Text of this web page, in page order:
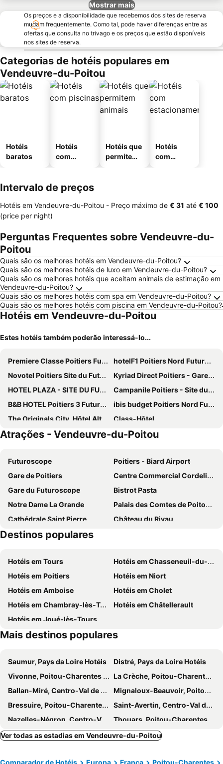
Mostrar mais
Os preços e a disponibilidade que recebemos dos sites de reserva
mudam frequentemente. Como tal, pode haver diferenças entre as
ofertas que consulta no trivago e os preços que estão disponíveis
nos sites de reserva.
Categorias de hotéis populares em
Vendeuvre-du-Poitou
Hotéis
baratos
Hotéis
com
Hotéis que
permitem
Hotéis
com
Intervalo de preços
Hotéis em Vendeuvre-du-Poitou - Preço máximo de ‎€ 31 até ‎€ 100
(price per night)
Perguntas Frequentes sobre Vendeuvre-du-
Poitou
Quais são os melhores hotéis em Vendeuvre-du-Poitou?
Quais são os melhores hotéis de luxo em Vendeuvre-du-Poitou?
Quais são os melhores hotéis que aceitam animais de estimação em
Vendeuvre-du-Poitou?
Quais são os melhores hotéis com spa em Vendeuvre-du-Poitou?
Quais são os melhores hotéis com piscina em Vendeuvre-du-Poitou?
Hotéis em Vendeuvre-du-Poitou
Estes hotéis também poderão interessá-lo...
Premiere Classe Poitiers Futuroscope - Chasseneuil
hotelF1 Poitiers Nord Futuroscope
Novotel Poitiers Site du Futuroscope
Kyriad Direct Poitiers - Gare du Futuroscope
HOTEL PLAZA - SITE DU FUTUROSCOPE
Campanile Poitiers - Site du Futuroscope
B&B HOTEL Poitiers 3 Futuroscope
ibis budget Poitiers Nord Futuroscope
The Originals City, Hôtel Alteora, Poitiers Site du Futuroscope
Class-Hôtel
ibis Styles Poitiers Centre
Best Western Poitiers Centre Le Grand Hôtel
ibis Châtellerault
Hôtel Du Parc - Pirates
Quick Palace Poitiers
Logis Hôtel Come Inn
Aparthotel Adagio Access Poitiers
The Originals City, Hôtel Continental, Poitiers
Logis Hôtel de l'Europe
Hôtel du Futuroscope
ibis Poitiers Site du Futuroscope
Hôtel Mac Bed
B&B HOTEL Poitiers Aeroport
ibis Poitiers Centre
Mercure Poitiers Site du Futuroscope Hotel
Kyriad Poitiers Jules Verne Site du Futuroscope
Kyriad Poitiers Jules Verne Site du Futuroscope
Chateau du Clos de la Ribaudiere - Teritoria
Mercure Poitiers Centre
ibis Poitiers Beaulieu
Hotel Station Cosmos
Hôtel Akena Poitiers Nord Futuroscope
Atrações - Vendeuvre-du-Poitou
Futuroscope
Poitiers - Biard Airport
Gare de Poitiers
Centre Commercial Cordeliers
Gare du Futuroscope
Bistrot Pasta
Notre Dame La Grande
Palais des Comtes de Poitou - Ducs d'Aquitaine
Cathédrale Saint Pierre
Château du Rivau
Chapelle Saint-Louis du collège Henri IV
Destinos populares
Hotéis em Tours
Hotéis em Chasseneuil-du-Poitou
Hotéis em Poitiers
Hotéis em Niort
Hotéis em Amboise
Hotéis em Cholet
Hotéis em Chambray-lès-Tours
Hotéis em Châtellerault
Hotéis em Joué-lès-Tours
Mais destinos populares
Saumur, Pays da Loire Hotéis
Distré, Pays da Loire Hotéis
Vivonne, Poitou-Charentes Hotéis
La Crèche, Poitou-Charentes Hotéis
Ballan-Miré, Centro-Val de Loire Hotéis
Mignaloux-Beauvoir, Poitou-Charentes Hotéis
Bressuire, Poitou-Charentes Hotéis
Saint-Avertin, Centro-Val de Loire Hotéis
Nazelles-Négron, Centro-Val de Loire Hotéis
Thouars, Poitou-Charentes Hotéis
Chenonceaux, Centro-Val de Loire Hotéis
Les Epesses, Pays da Loire Hotéis
Ver todas as estadias em Vendeuvre-du-Poitou
Comparador de Hotéis Europa França
Poitou-Charentes